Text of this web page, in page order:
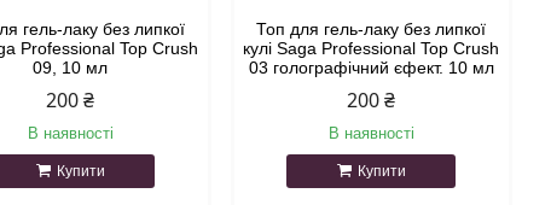
гель-лаку без липкої
Professional Top Crush
09, 10 мл
200 ₴
В наявності
Купити
Топ для гель-лаку без липкої
кулі Saga Professional Top Crush
03 голографічний єфект. 10 мл
200 ₴
В наявності
Купити